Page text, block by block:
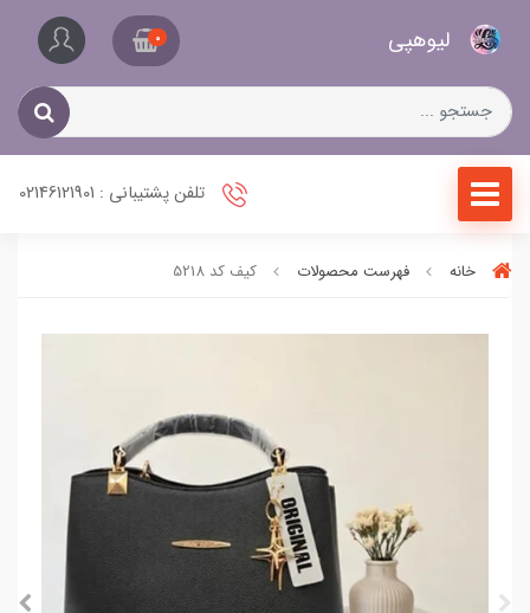
لیو‌هپی 0
تلفن پشتیبانی : 02146121901
خانه فهرست محصولات کیف کد 5218